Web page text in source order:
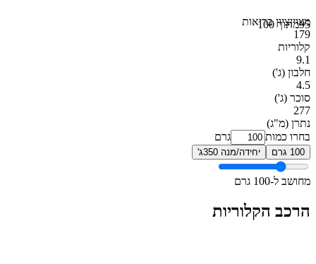
95מתוך 100מצויןציון בריאות
179
קלוריות
9.1
חלבון (ג')
4.5
סוכר (ג')
277
נתרן (מ"ג)
בחרו כמות
גרם
100 גרם יחידה/מנה 350ג'
מחושב ל-100 גרם
הרכב הקלוריות